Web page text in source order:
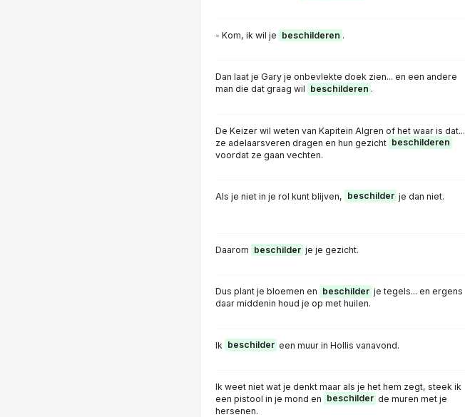
- Kom, ik wil je beschilderen .
Dan laat je Gary je onbevlekte doek zien... en een andere
man die dat graag wil beschilderen .
De Keizer wil weten van Kapitein Algren of het waar is dat...
ze adelaarsveren dragen en hun gezicht beschilderen
voordat ze gaan vechten.
Als je niet in je rol kunt blijven, beschilder je dan niet.
Daarom beschilder je je gezicht.
Dus plant je bloemen en beschilder je tegels... en ergens
daar middenin houd je op met huilen.
Ik beschilder een muur in Hollis vanavond.
Ik weet niet wat je denkt maar als je het hem zegt, steek ik
een pistool in je mond en
beschilder de muren met je
hersenen.